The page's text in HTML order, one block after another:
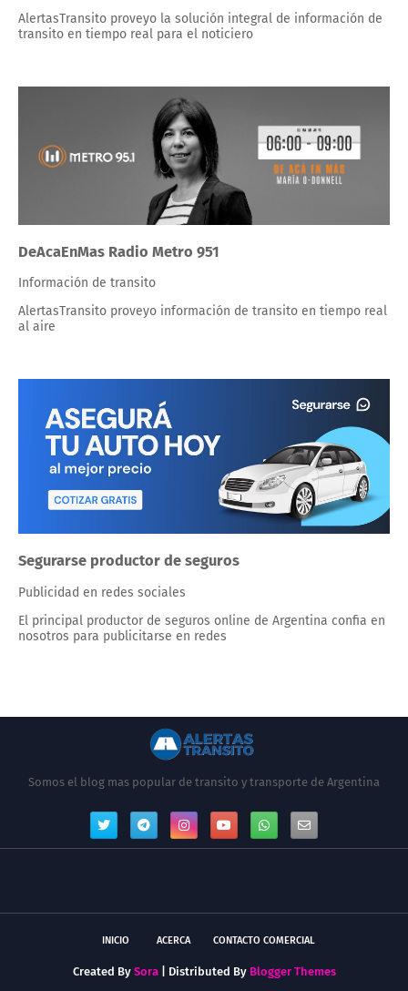
AlertasTransito proveyo la solución integral de información de
transito en tiempo real para el noticiero
DeAcaEnMas Radio Metro 951
Información de transito
AlertasTransito proveyo información de transito en tiempo real
al aire
Segurarse productor de seguros
Publicidad en redes sociales
El principal productor de seguros online de Argentina confia en
nosotros para publicitarse en redes
Somos el blog mas popular de transito y transporte de Argentina
INICIO ACERCA CONTACTO COMERCIAL
Created By Sora| Distributed By Blogger Themes